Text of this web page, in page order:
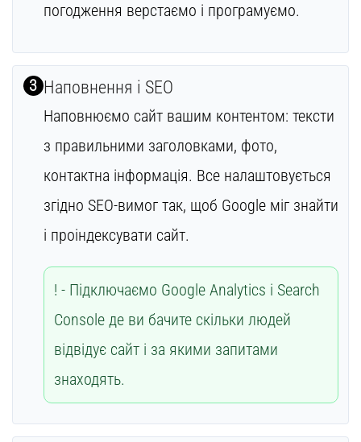
погодження верстаємо і програмуємо.
3 Наповнення і SEO
Наповнюємо сайт вашим контентом: тексти
з правильними заголовками, фото,
контактна інформація. Все налаштовується
згідно SEO-вимог так, щоб Google міг знайти
і проіндексувати сайт.
Підключаємо Google Analytics і Search
Console де ви бачите скільки людей
відвідує сайт і за якими запитами
знаходять.